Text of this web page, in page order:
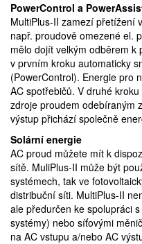
PowerControl a
MultiPlus-II zamezí přetížení
např. proudově omezené el.
mělo dojít velkým odběrem
v prvním kroku automaticky
(PowerControl). Energie pro
AC spotřebičů. V druhé
zdroje proudem odebíraným
výstup přichází společně
Solární energie
AC proud můžete mít k
sítě. MuliPlus-II může být
systémech, tak ve
distribuční síti. MultiPlus-II
ale předurčen ke spolupráci
systémy) nebo síťovými
na AC vstupu a/nebo AC